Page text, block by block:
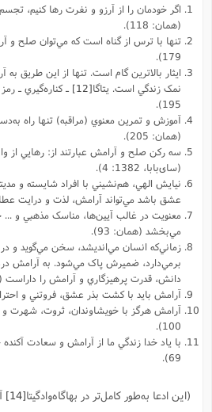
اگر خودمان را از آرزو و نفرت رها کنيم،
(همان: 118).
تنها با ترس از گناه است که مي‌توان صلح و
179).
ايثار بالاترين گام است. تنها از اين طريق
نمک زندگي است. يتاگا[12]
ـ کناره‌گيري ـ
195).
آموزش و تمرين معنوي (مراقبه) تنها راه
(همان: 205).
سه رکن صلح و آرامش عبارتند از: رهايي از
(سای‌بابا، 1382: 4).
نيايش الهي، هم‌نشيني با افراد شايسته و
عشق باشد مي‌تواند آرامش، لذت و درايت عطا کند
معنويت در غالب آيين‌ها، مناسک مذهبي و ...
مي‌بخشد (همان: 93).
زماني‌که انسان مي‌انديشد، سخن مي‌گويد و
برمي‌دارد، ضميرش پاک مي‌شود. به آرامش
دانش، قدرت پرهيزگاري و آرامش را داراست
آرامش بايد با کشت بذر عشق، فروتني و
آرامش هرگز با خويشاوندان، ثروت،
100).
69).
(اين ادعا به‌طور کامل‌تر در بهاگاه‌وادگيتا[14]